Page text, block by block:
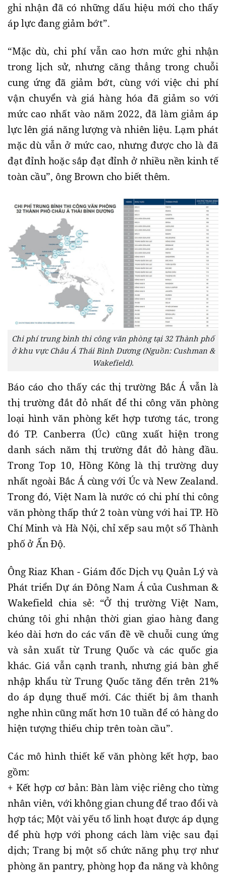
ghi nhận đã có những dấu hiệu mới cho thấy
áp lực đang giảm bớt”.
“Mặc dù, chi phí vẫn cao hơn mức ghi nhận
trong lịch sử, nhưng căng thẳng trong chuỗi
cung ứng đã giảm bớt, cùng với việc chi phí
vận chuyển và giá hàng hóa đã giảm so với
mức cao nhất vào năm 2022, đã làm giảm áp
lực lên giá năng lượng và nhiên liệu. Lạm phát
mặc dù vẫn ở mức cao, nhưng được cho là đã
đạt đỉnh hoặc sắp đạt đỉnh ở nhiều nền kinh tế
toàn cầu”, ông Brown cho biết thêm.
Chi phí trung bình thi công văn phòng tại 32 Thành phố
ở khu vực Châu Á Thái Bình Dương (Nguồn: Cushman &
Wakefield).
Báo cáo cho thấy các thị trường Bắc Á vẫn là
thị trường đắt đỏ nhất để thi công văn phòng
loại hình văn phòng kết hợp tương tác, trong
đó TP. Canberra (Úc) cũng xuất hiện trong
danh sách năm thị trường đắt đỏ hàng đầu.
Trong Top 10, Hồng Kông là thị trường duy
nhất ngoài Bắc Á cùng với Úc và New Zealand.
Trong đó, Việt Nam là nước có chi phí thi công
văn phòng thấp thứ 2 toàn vùng với hai TP. Hồ
Chí Minh và Hà Nội, chỉ xếp sau một số Thành
phố ở Ấn Độ.
Ông Riaz Khan - Giám đốc Dịch vụ Quản Lý và
Phát triển Dự án Đông Nam Á của Cushman &
Wakefield chia sẻ: “Ở thị trường Việt Nam,
chúng tôi ghi nhận thời gian giao hàng đang
kéo dài hơn do các vấn đề về chuỗi cung ứng
và sản xuất từ Trung Quốc và các quốc gia
khác. Giá vẫn cạnh tranh, nhưng giá bàn ghế
nhập khẩu từ Trung Quốc tăng đến trên 21%
do áp dụng thuế mới. Các thiết bị âm thanh
nghe nhìn cũng mất hơn 10 tuần để có hàng do
hiện tượng thiếu chip trên toàn cầu”.
Các mô hình thiết kế văn phòng kết hợp, bao
gồm:
+ Kết hợp cơ bản: Bàn làm việc riêng cho từng
nhân viên, với không gian chung để trao đổi và
hợp tác; Một vài yếu tố linh hoạt được áp dụng
để phù hợp với phong cách làm việc sau đại
dịch; Trang bị một số chức năng phụ trợ như
phòng ăn pantry, phòng họp đa năng và không